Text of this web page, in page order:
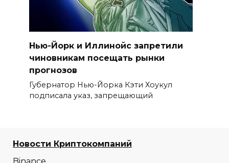
Нью-Йорк и Иллинойс запретили
чиновникам посещать рынки
прогнозов
Губернатор Нью-Йорка Кэти Хоукул
подписала указ, запрещающий
Новости Криптокомпаний
Binance